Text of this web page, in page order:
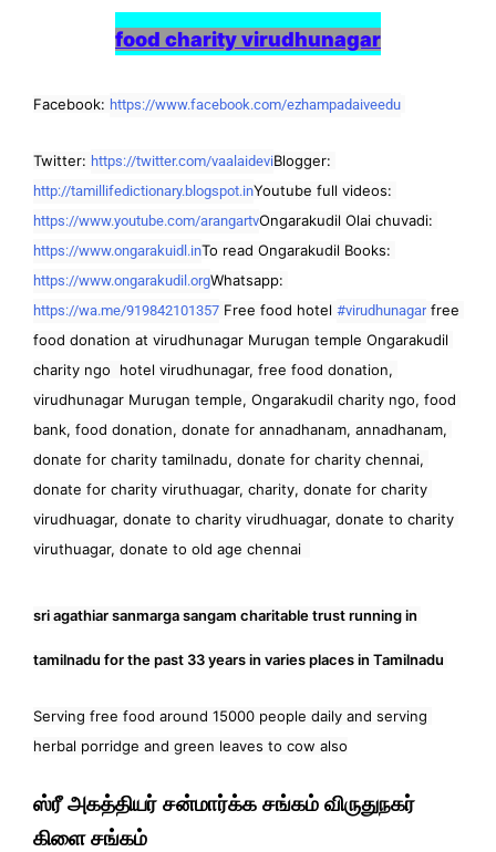
food charity virudhunagar
Facebook: https://www.facebook.com/ezhampadaiveedu
Twitter: https://twitter.com/vaalaideviBlogger:
http://tamillifedictionary.blogspot.inYoutube full videos:
https://www.youtube.com/arangartvOngarakudil Olai chuvadi:
https://www.ongarakuidl.inTo read Ongarakudil Books:
https://www.ongarakudil.orgWhatsapp:
https://wa.me/919842101357 Free food hotel #virudhunagar free
food donation at virudhunagar Murugan temple Ongarakudil
charity ngo  hotel virudhunagar, free food donation,
virudhunagar Murugan temple, Ongarakudil charity ngo, food
bank, food donation, donate for annadhanam, annadhanam,
donate for charity tamilnadu, donate for charity chennai,
donate for charity viruthuagar, charity, donate for charity
virudhuagar, donate to charity virudhuagar, donate to charity
viruthuagar, donate to old age chennai
sri agathiar sanmarga sangam charitable trust running in
tamilnadu for the past 33 years in varies places in Tamilnadu
Serving free food around 15000 people daily and serving
herbal porridge and green leaves to cow also
ஸ்ரீ அகத்தியர் சன்மார்க்க சங்கம் விருதுநகர்
கிளை சங்கம்